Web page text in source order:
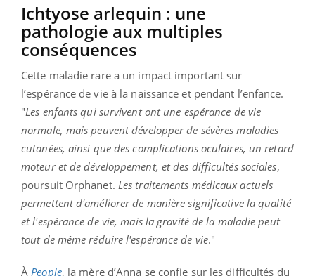
Ichtyose arlequin : une
pathologie aux multiples
conséquences
Cette maladie rare a un impact important sur
l’espérance de vie à la naissance et pendant l’enfance.
"Les enfants qui survivent ont une espérance de vie
normale, mais peuvent développer de sévères maladies
cutanées, ainsi que des complications oculaires, un retard
moteur et de développement, et des difficultés sociales,
poursuit Orphanet. Les traitements médicaux actuels
permettent d'améliorer de manière significative la qualité
et l'espérance de vie, mais la gravité de la maladie peut
tout de même réduire l'espérance de vie."
À People, la mère d’Anna se confie sur les difficultés du